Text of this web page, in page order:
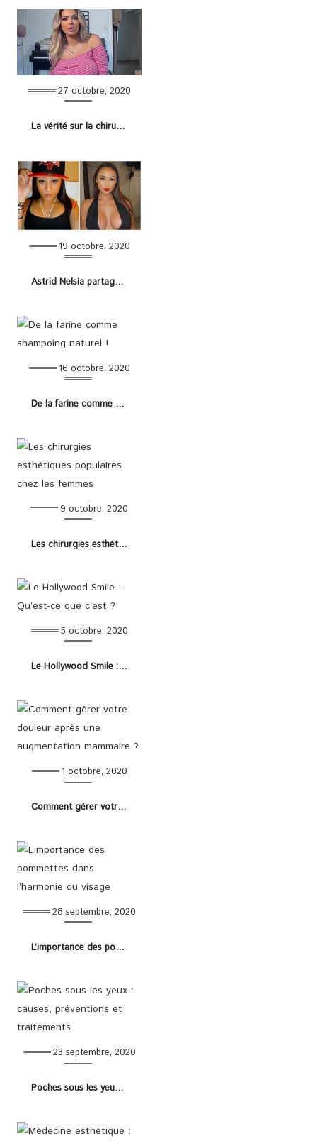
27 octobre, 2020
La vérité sur la chirurgie esthétique de Caterina
19 octobre, 2020
Astrid Nelsia partage sa nouvelle expérience de chirurgie esthétique
16 octobre, 2020
De la farine comme shampoing naturel !
9 octobre, 2020
Les chirurgies esthétiques populaires chez les femmes
5 octobre, 2020
Le Hollywood Smile : Qu’est-ce que c’est ?
1 octobre, 2020
Comment gérer votre douleur après une augmentation mammaire ?
28 septembre, 2020
L’importance des pommettes dans l’harmonie du visage
23 septembre, 2020
Poches sous les yeux : causes, préventions et traitements